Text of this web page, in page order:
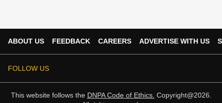
ABOUT US FEEDBACK CAREERS ADVERTISE WITH US
FOLLOW US
This website follows the DNPA Code of Ethics. Copyright@2026.